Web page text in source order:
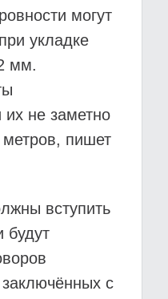
могут
укладке
мм.
их не заметно
метров, пишет
вступить
будут
с